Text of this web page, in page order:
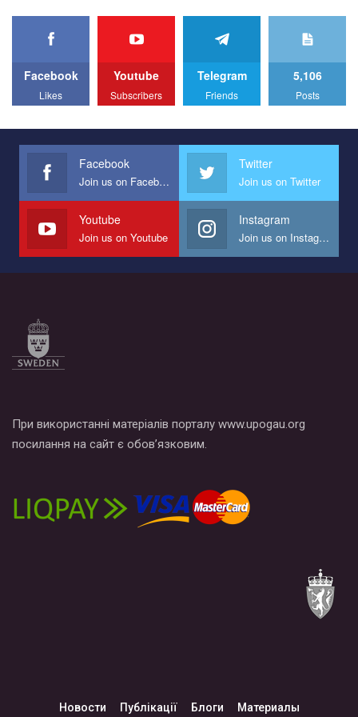
Facebook
Likes
Youtube
Subscribers
Telegram
Friends
5,106
Posts
Facebook
Join us on Facebook
Twitter
Join us on Twitter
Youtube
Join us on Youtube
Instagram
Join us on Instagram
При використанні матеріалів порталу www.upogau.org
посилання на сайт є обов’язковим.
Новости Публікації Блоги Материалы